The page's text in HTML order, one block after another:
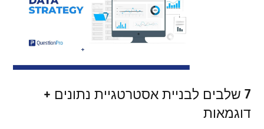
7 שלבים לבניית אסטרטגיית נתונים +
דוגמאות